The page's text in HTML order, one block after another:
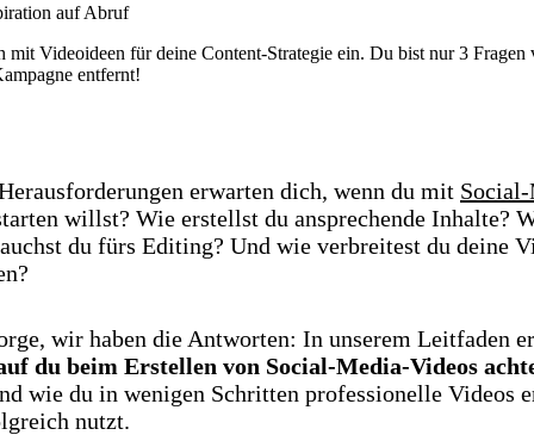
auf Abruf
mit Videoideen für deine Content-Strategie ein. Du bist nur 3 Fragen
entfernt!
erwarten dich, wenn du mit
willst? Wie erstellst du ansprechende Inhalte?
du fürs Editing? Und wie verbreitest du deine
wir haben die Antworten: In unserem Leitfaden
du beim Erstellen von Social-Media-Videos
wie du in wenigen Schritten professionelle Videos
nutzt.